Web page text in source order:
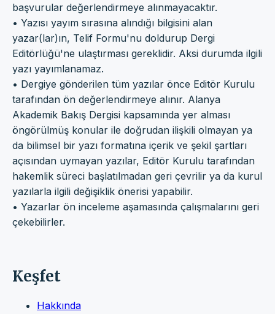
başvurular değerlendirmeye alınmayacaktır.
• Yazısı yayım sırasına alındığı bilgisini alan
yazar(lar)ın, Telif Formu'nu doldurup Dergi
Editörlüğü'ne ulaştırması gereklidir. Aksi durumda ilgili
yazı yayımlanamaz.
• Dergiye gönderilen tüm yazılar önce Editör Kurulu
tarafından ön değerlendirmeye alınır. Alanya
Akademik Bakış Dergisi kapsamında yer alması
öngörülmüş konular ile doğrudan ilişkili olmayan ya
da bilimsel bir yazı formatına içerik ve şekil şartları
açısından uymayan yazılar, Editör Kurulu tarafından
hakemlik süreci başlatılmadan geri çevrilir ya da kurul
yazılarla ilgili değişiklik önerisi yapabilir.
• Yazarlar ön inceleme aşamasında çalışmalarını geri
çekebilirler.
Keşfet
Hakkında